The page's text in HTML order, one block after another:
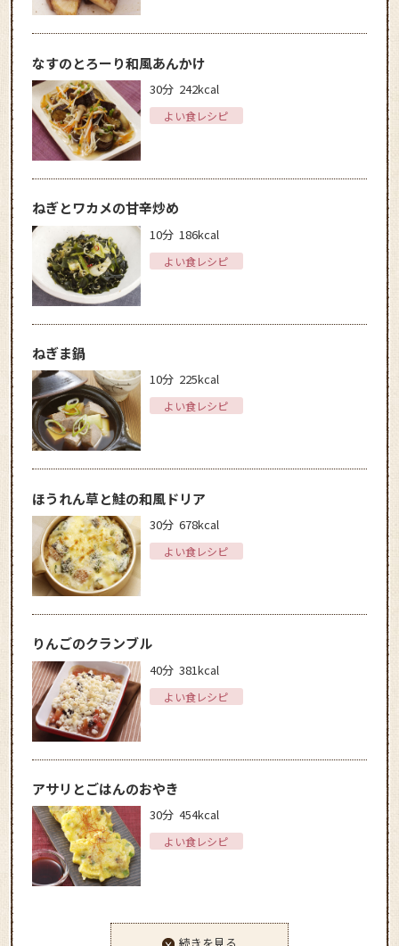
なすのとろーり和風あんかけ
30分 242kcal
よい食レシピ
ねぎとワカメの甘辛炒め
10分 186kcal
よい食レシピ
ねぎま鍋
10分 225kcal
よい食レシピ
ほうれん草と鮭の和風ドリア
30分 678kcal
よい食レシピ
りんごのクランブル
40分 381kcal
よい食レシピ
アサリとごはんのおやき
30分 454kcal
よい食レシピ